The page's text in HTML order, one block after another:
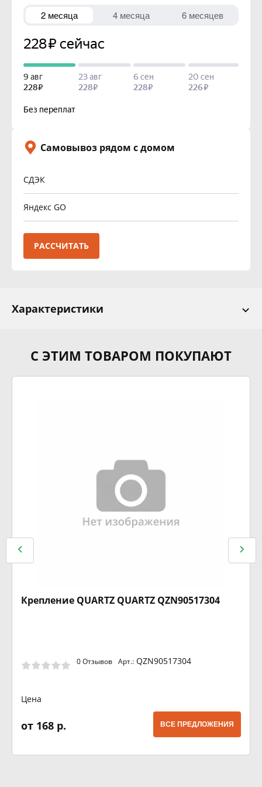
Самовывоз рядом с домом
СДЭК
Яндекс GO
РАССЧИТАТЬ
Характеристики
С ЭТИМ ТОВАРОМ ПОКУПАЮТ
Крепление QUARTZ QUARTZ QZN90517304
0 Отзывов Арт.: QZN90517304
Цена
от 168 р. ВСЕ ПРЕДЛОЖЕНИЯ